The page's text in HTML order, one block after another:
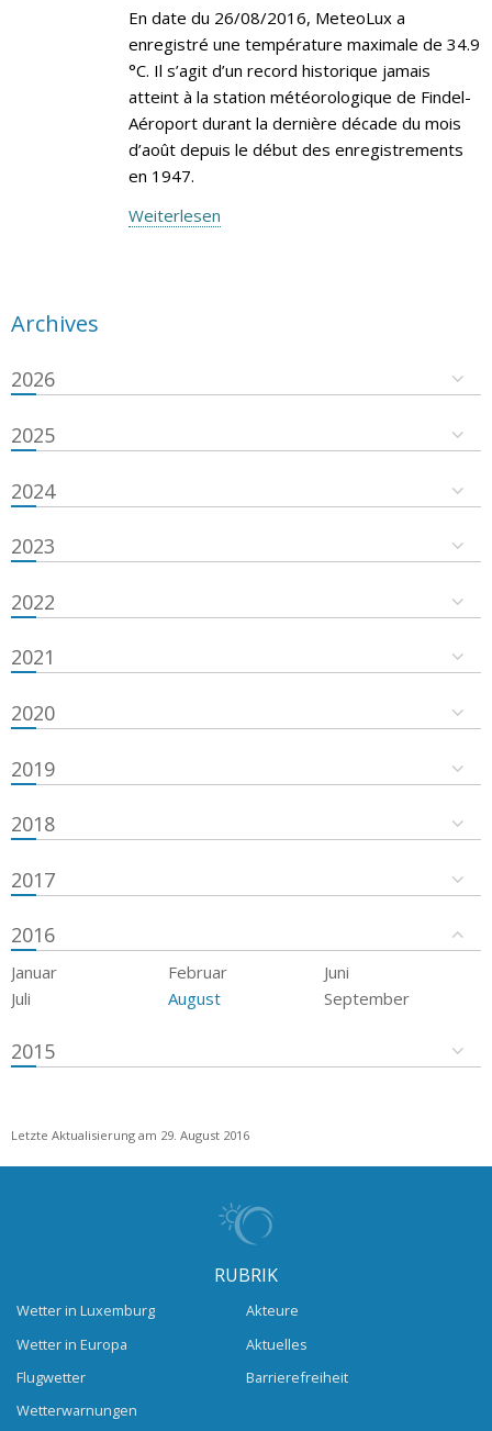
En date du 26/08/2016, MeteoLux a
enregistré une température maximale de 34.9
°C. Il s’agit d’un record historique jamais
atteint à la station météorologique de Findel-
Aéroport durant la dernière décade du mois
d’août depuis le début des enregistrements
en 1947.
Weiterlesen
Archives
2026
2025
2024
2023
2022
2021
2020
2019
2018
2017
2016
Januar Februar
Juni
Juli
August September
2015
Letzte Aktualisierung am 29. August 2016
RUBRIK
Wetter in Luxemburg
Wetter in Europa
Flugwetter
Wetterwarnungen
Akteure
Aktuelles
Barrierefreiheit